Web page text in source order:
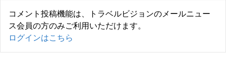
コメント投稿機能は、トラベルビジョンのメールニュー
ス会員の方のみご利用いただけます。
ログインはこちら